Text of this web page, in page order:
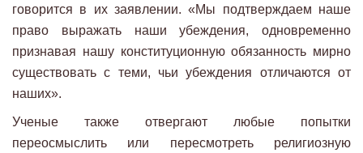
говорится в их заявлении. «Мы подтверждаем наше
право выражать наши убеждения, одновременно
признавая нашу конституционную обязанность мирно
существовать с теми, чьи убеждения отличаются от
наших».
Ученые также отвергают любые попытки
переосмыслить или пересмотреть религиозную